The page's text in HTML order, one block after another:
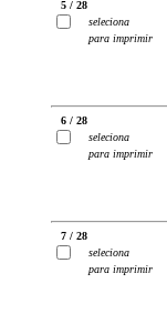
5 / 28
seleciona
para imprimir
6 / 28
seleciona
para imprimir
7 / 28
seleciona
para imprimir